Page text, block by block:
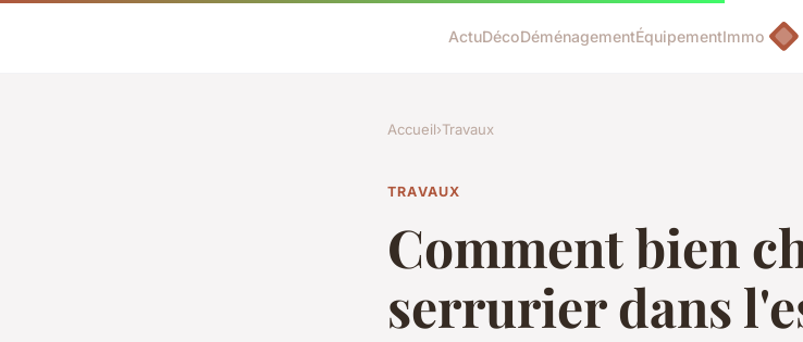
ActuDécoDéménagementÉquipementImmo
Accueil›Travaux
TRAVAUX
Comment bien
serrurier dans